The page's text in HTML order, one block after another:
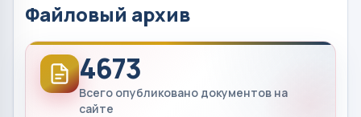
Файловый архив
4673
Всего опубликовано документов на
сайте